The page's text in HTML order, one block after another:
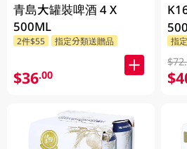
青島大罐裝啤酒 4 X
500ML
2件$55 指定分類送贈品
$36.00
貨)
指